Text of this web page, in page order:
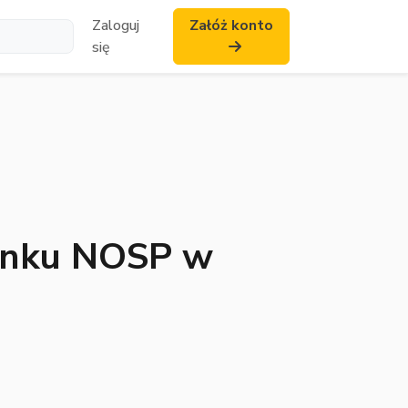
Zaloguj
się
Załóż konto
NOSP w